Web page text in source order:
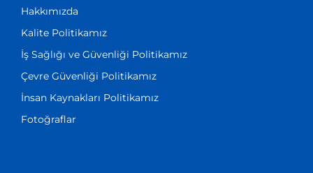
Hakkımızda
Kalite Politikamız
İş Sağlığı ve Güvenliği Politikamız
Çevre Güvenliği Politikamız
İnsan Kaynakları Politikamız
Fotoğraflar